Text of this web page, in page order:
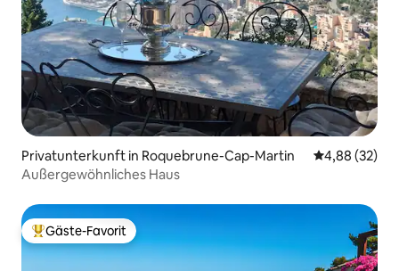
Privatunterkunft in Roquebrune-Cap-Martin
4,88 (32)
Außergewöhnliches Haus
Beliebter Gäste-Favorit.
Gäste-Favorit